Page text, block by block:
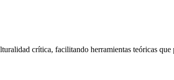
crítica, facilitando herramientas teóricas